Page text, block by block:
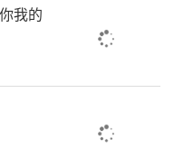
我的